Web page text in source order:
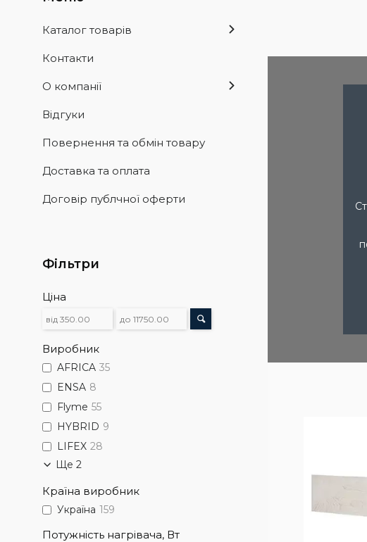
програмувати роботу за
Каталог товарів
Контакти
О компанії
Відгуки
Повернення та обмін товару
Доставка та оплата
Договір публчної оферти
Фільтри
Ціна
Виробник
AFRICA 35
ENSA 8
Flyme 55
HYBRID 9
LIFEX 28
Ще 2
Країна виробник
Україна 159
Потужність нагрівача, Вт